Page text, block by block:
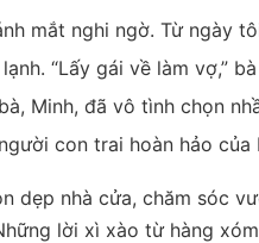
mắt nghi ngờ. Từ ngày
“Lấy gái về làm vợ,” bà
Minh, đã vô tình chọn
con trai hoàn hảo của
dẹp nhà cửa, chăm sóc
lời xì xào từ hàng